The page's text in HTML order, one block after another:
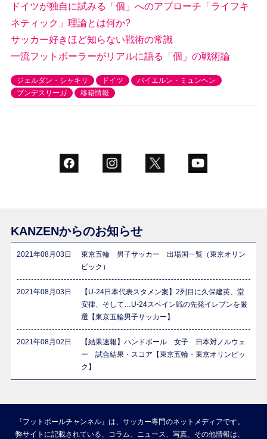
ドイツが独自に試みる「個」へのアプローチ「ライフキ
ネティック」理論とは何か?
サッカー好きほど知らない戦術の常識
一流フットボーラーがリアルに語る「個」の戦術論
ジェルダン・シャキリ ドイツ
バイエルン・ミュンヘン
ブンデスリーガ
移籍情報
KANZENからのお知らせ
2021年08月03日
東京五輪 男子サッカー 出場国一覧（東京オリン
ピック）
2021年08月03日
【U-24日本代表スタメン案】2列目に久保建英、堂
安律、そして…U-24スペイン戦の先発イレブンを厳
選【東京五輪男子サッカー】
2021年08月02日
【結果速報】ハンドボール 女子 日本対ノルウェ
ー 試合結果・スコア【東京五輪・東京オリンピッ
ク】
『フットボールチャンネル』は、サッカー専門のネットメディアです。
弊サイトに記載されている、コラム、ニュース、写真、その他情報は、